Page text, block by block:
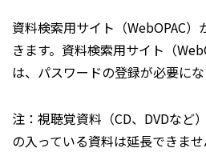
資料検索用サイト（WebOPAC
きます。資料検索用サイト（
は、パスワードの登録が必要にな
注：視聴覚資料（CD、DVDなど
の入っている資料は延長できませ